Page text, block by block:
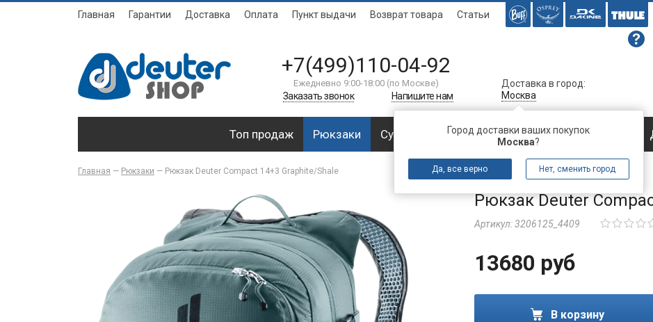
Главная Гарантии Доставка Оплата Пункт выдачи Возврат товара Статьи
+7(499)110-04-92
Ежедневно 9:00-18:00 (по Москве)
Заказать звонок Напишите нам
Доставка в город:
Москва
Город доставки ваших покупок
Москва?
Да, все верно Нет, сменить город
Топ продаж Рюкзаки Сумки Багаж Аксессуары Спальники
Главная — Рюкзаки — Рюкзак Deuter Compact 14+3 Graphite/Shale
Рюкзак Deuter
Артикул:3206125_4409
13680 руб
В корзину